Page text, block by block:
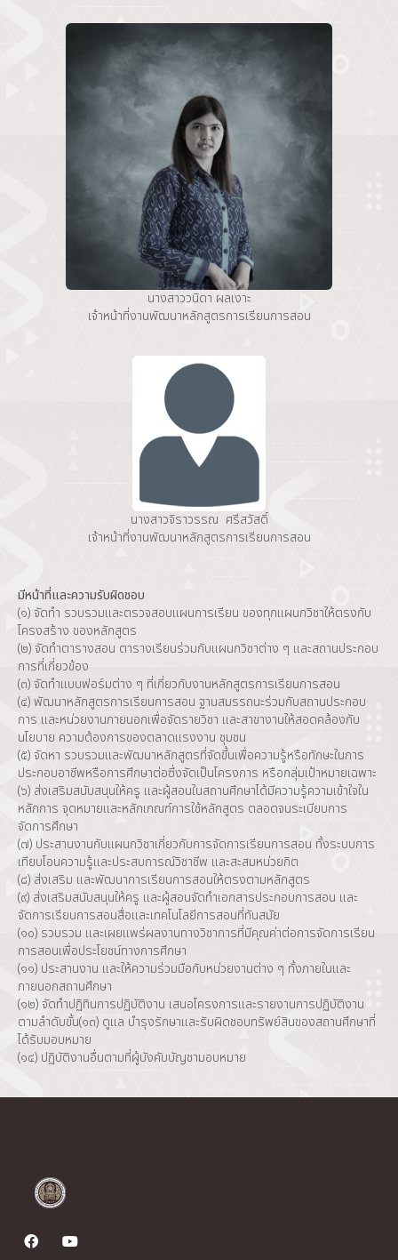
นางสาววนิดา ผลเงาะ
เจ้าหน้าที่งานพัฒนาหลักสูตรการเรียนการสอน
นางสาวจิราวรรณ ศรีสวัสดิ์
เจ้าหน้าที่งานพัฒนาหลักสูตรการเรียนการสอน
มีหน้าที่และความรับผิดชอบ
(๑) จัดทำ รวบรวมและตรวจสอบแผนการเรียน ของทุกแผนกวิชาให้ตรงกับ
โครงสร้าง ของหลักสูตร
(๒) จัดทำตารางสอน ตารางเรียนร่วมกับแผนกวิชาต่าง ๆ และสถานประกอบ
การที่เกี่ยวข้อง
(๓) จัดทำแบบฟอร์มต่าง ๆ ที่เกี่ยวกับงานหลักสูตรการเรียนการสอน
(๔) พัฒนาหลักสูตรการเรียนการสอน ฐานสมรรถนะร่วมกับสถานประกอบ
การ และหน่วยงานภายนอกเพื่อจัดรายวิชา และสาขางานให้สอดคล้องกับ
นโยบาย ความต้องการของตลาดแรงงาน ชุมชน
(๕) จัดหา รวบรวมและพัฒนาหลักสูตรที่จัดขึ้นเพื่อความรู้หรือทักษะในการ
ประกอบอาชีพหรือการศึกษาต่อซึ่งจัดเป็นโครงการ หรือกลุ่มเป้าหมายเฉพาะ
(๖) ส่งเสริมสนับสนุนให้ครู และผู้สอนในสถานศึกษาได้มีความรู้ความเข้าใจใน
หลักการ จุดหมายและหลักเกณฑ์การใช้หลักสูตร ตลอดจนระเบียบการ
จัดการศึกษา
(๗) ประสานงานกับแผนกวิชาเกี่ยวกับการจัดการเรียนการสอน ทั้งระบบการ
เทียบโอนความรู้และประสบการณ์วิชาชีพ และสะสมหน่วยกิต
(๘) ส่งเสริม และพัฒนาการเรียนการสอนให้ตรงตามหลักสูตร
(๙) ส่งเสริมสนับสนุนให้ครู และผู้สอนจัดทำเอกสารประกอบการสอน และ
จัดการเรียนการสอนสื่อและเทคโนโลยีการสอนที่ทันสมัย
(๑๐) รวบรวม และเผยแพร่ผลงานทางวิชาการที่มีคุณค่าต่อการจัดการเรียน
การสอนเพื่อประโยชน์ทางการศึกษา
(๑๑) ประสานงาน และให้ความร่วมมือกับหน่วยงานต่าง ๆ ทั้งภายในและ
ภายนอกสถานศึกษา
(๑๒) จัดทำปฏิทินการปฏิบัติงาน เสนอโครงการและรายงานการปฏิบัติงาน
ตามลำดับขั้น(๑๓) ดูแล บำรุงรักษาและรับผิดชอบทรัพย์สินของสถานศึกษาที่
ได้รับมอบหมาย
(๑๔) ปฏิบัติงานอื่นตามที่ผู้บังคับบัญชามอบหมาย